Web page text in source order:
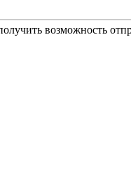
возможность